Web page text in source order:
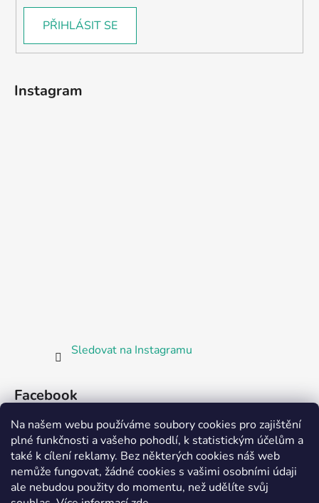
Na našem webu používáme soubory cookies pro zajištění
plné funkčnosti a vašeho pohodlí, k statistickým účelům a
také k cílení reklamy. Bez některých cookies náš web
nemůže fungovat, žádné cookies s vašimi osobními údaji
ale nebudou použity do momentu, než udělíte svůj
PŘIHLÁSIT SE
Instagram
Sledovat na Instagramu
Facebook
Partnerská prodejna Barefoot Plzeň